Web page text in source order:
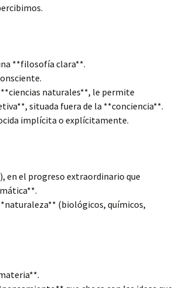
**filosofía clara**.
naturales**, le permite
situada fuera de la **conciencia**.
implícita o explícitamente.
en el progreso extraordinario que
(biológicos, químicos,